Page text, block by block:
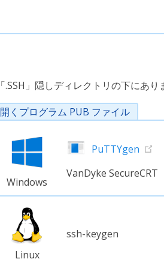
「.SSH」隠しディレクトリの下にあり
開くプログラム PUB ファイル
Windows
PuTTYgen
VanDyke SecureCRT
Linux
ssh-keygen